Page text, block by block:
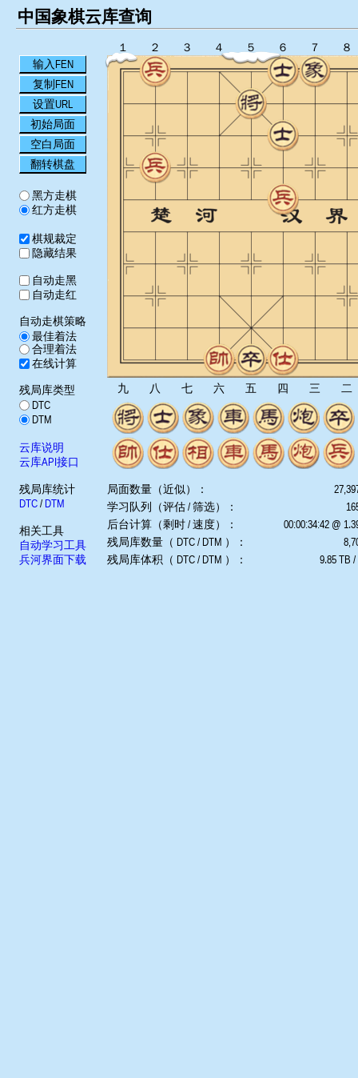
中国象棋云库查询
输入FEN
复制FEN
设置URL
初始局面
空白局面
翻转棋盘
黑方走棋
红方走棋
棋规裁定
隐藏结果
自动走黑
自动走红
自动走棋策略
最佳着法
合理着法
在线计算
残局库类型
DTC
DTM
云库说明
云库API接口
残局库统计
DTC/ DTM
相关工具
自动学习工具
兵河界面下载
１ ２ ３ ４ ５ ６ ７ ８
九 八 七 六 五 四 三 二
局面数量（近似）：
学习队列（评估 / 筛选）：
后台计算（剩时 / 速度）：
00:00:34:42 @
残局库数量（ DTC / DTM ）：
残局库体积（ DTC / DTM ）：
9.85 TB